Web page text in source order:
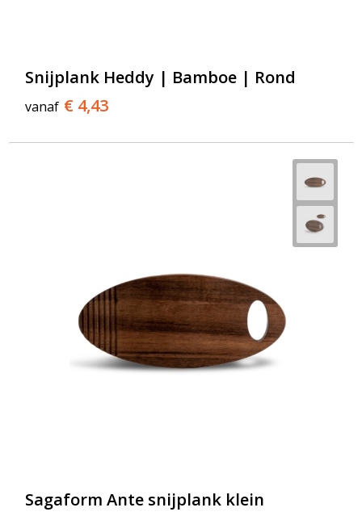
Snijplank Heddy | Bamboe | Rond
vanaf € 4,43
Sagaform Ante snijplank klein